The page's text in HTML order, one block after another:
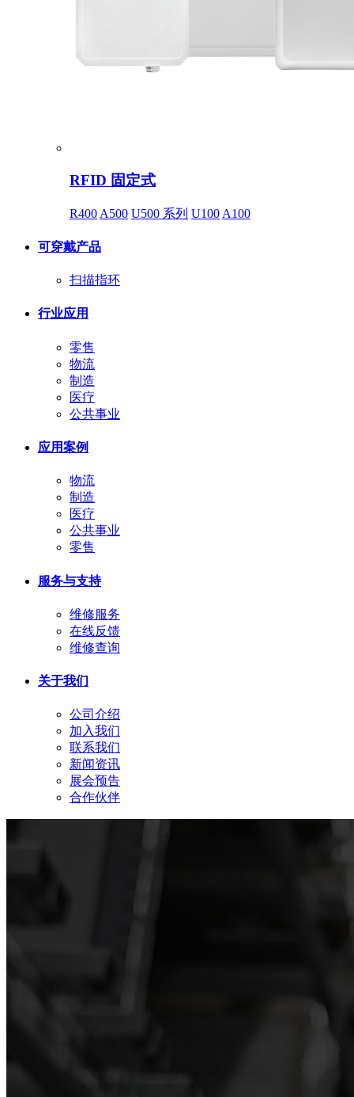
RFID 固定式
R400 A500 U500 系列 U100 A100
可穿戴产品
扫描指环
行业应用
零售
物流
制造
医疗
公共事业
应用案例
物流
制造
医疗
公共事业
零售
服务与支持
维修服务
在线反馈
维修查询
关于我们
公司介绍
加入我们
联系我们
新闻资讯
展会预告
合作伙伴